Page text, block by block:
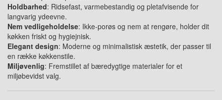
Holdbarhed: Ridsefast, varmebestandig og pletafvisende for
langvarig ydeevne.
Nem vedligeholdelse: Ikke-porøs og nem at rengøre, holder dit
køkken friskt og hygiejnisk.
Elegant design: Moderne og minimalistisk æstetik, der passer til
en række køkkenstile.
Miljøvenlig: Fremstillet af bæredygtige materialer for et
miljøbevidst valg.